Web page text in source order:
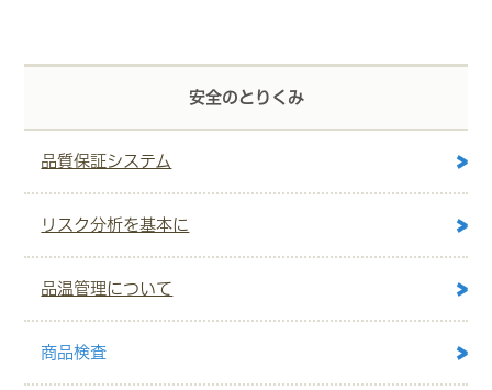
安全のとりくみ
品質保証システム
リスク分析を基本に
品温管理について
商品検査